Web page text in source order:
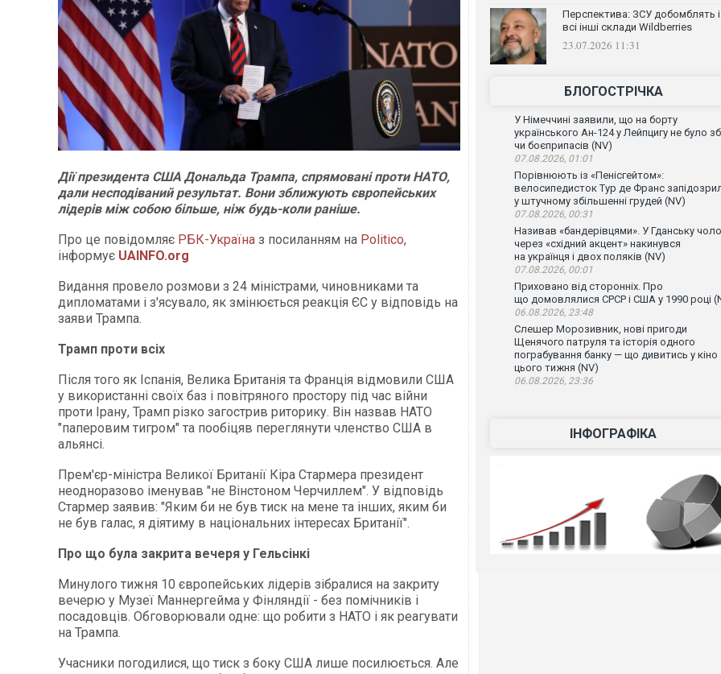
Дії президента США Дональда Трампа, спрямовані проти НАТО,
дали несподіваний результат. Вони зближують європейських
лідерів між собою більше, ніж будь-коли раніше.
Про це повідомляє РБК-Україна з посиланням на Politico,
інформує UAINFO.org
Видання провело розмови з 24 міністрами, чиновниками та
дипломатами і з'ясувало, як змінюється реакція ЄС у відповідь на
заяви Трампа.
Трамп проти всіх
Після того як Іспанія, Велика Британія та Франція відмовили США
у використанні своїх баз і повітряного простору під час війни
проти Ірану, Трамп різко загострив риторику. Він назвав НАТО
"паперовим тигром" та пообіцяв переглянути членство США в
альянсі.
Прем'єр-міністра Великої Британії Кіра Стармера президент
неодноразово іменував "не Вінстоном Черчиллем". У відповідь
Стармер заявив: "Яким би не був тиск на мене та інших, яким би
не був галас, я діятиму в національних інтересах Британії".
Про що була закрита вечеря у Гельсінкі
Минулого тижня 10 європейських лідерів зібралися на закриту
вечерю у Музеї Маннергейма у Фінляндії - без помічників і
посадовців. Обговорювали одне: що робити з НАТО і як реагувати
на Трампа.
Учасники погодилися, що тиск з боку США лише посилюється. Але
Перспектива: ЗСУ добомблять і
всі інші склади Wildberries
23.07.2026 11:31
БЛОГОСТРІЧКА
У Німеччині заявили, що на борту
українського Ан-124 у Лейпцигу не було
чи боєприпасів (NV)
07.08.2026, 01:01
Порівнюють із «Пенісгейтом»:
велосипедисток Тур де Франс
у штучному збільшенні грудей (NV)
07.08.2026, 00:31
Називав «бандерівцями». У Гданську
через «східний акцент» накинувся
на українця і двох поляків (NV)
07.08.2026, 00:01
Приховано від сторонніх. Про
що домовлялися СРСР і США у 1990 році
06.08.2026, 23:48
Слешер Морозивник, нові пригоди
Щенячого патруля та історія одного
пограбування банку — що дивитись у кіно
цього тижня (NV)
06.08.2026, 23:36
ІНФОГРАФІКА